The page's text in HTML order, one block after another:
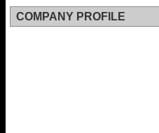
COMPANY PROFILE